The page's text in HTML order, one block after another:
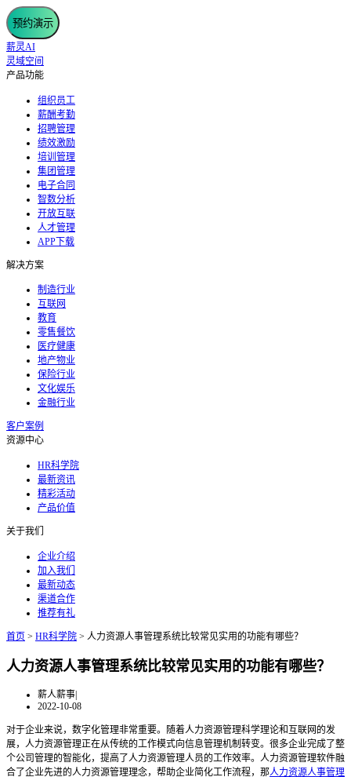
预约演示
薪灵AI
灵域空间
产品功能
组织员工
薪酬考勤
招聘管理
绩效激励
培训管理
集团管理
电子合同
智数分析
开放互联
人才管理
APP下载
解决方案
制造行业
互联网
教育
零售餐饮
医疗健康
地产物业
保险行业
文化娱乐
金融行业
客户案例
资源中心
HR科学院
最新资讯
精彩活动
产品价值
关于我们
企业介绍
加入我们
最新动态
渠道合作
推荐有礼
首页 > HR科学院 > 人力资源人事管理系统比较常见实用的功能有哪些？
人力资源人事管理系统比较常见实用的功能有哪些？
薪人薪事|
2022-10-08
对于企业来说，数字化管理非常重要。随着人力资源管理科学理论和互联网的发
展，人力资源管理正在从传统的工作模式向信息管理机制转变。很多企业完成了整
个公司管理的智能化，提高了人力资源管理人员的工作效率。人力资源管理软件融
合了企业先进的人力资源管理理念，帮助企业简化工作流程，那人力资源人事管理